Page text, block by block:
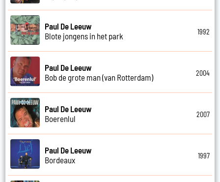
Paul De Leeuw
Blote jongens in het park
1992
Paul De Leeuw
Bob de grote man (van Rotterdam)
2004
Paul De Leeuw
Boerenlul
2007
Paul De Leeuw
Bordeaux
1997